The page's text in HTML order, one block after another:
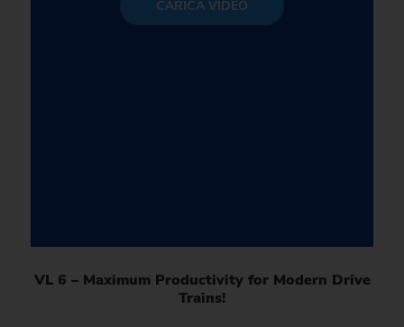
CARICA VIDEO
VL 6 – Maximum Productivity for Modern Drive
Trains!